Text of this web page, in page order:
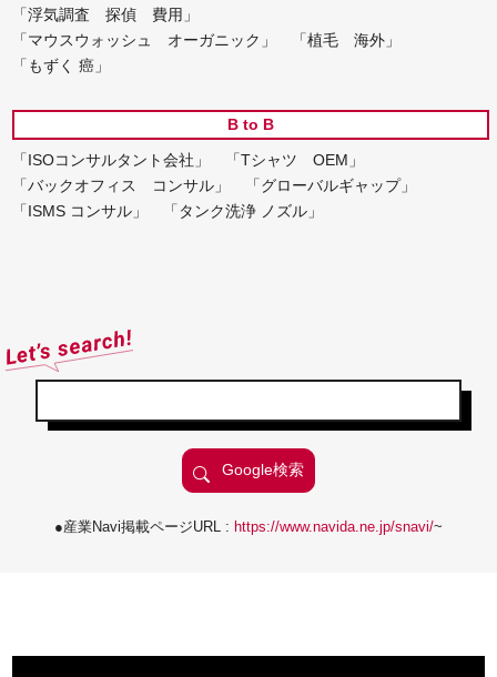
「浮気調査 探偵 費用」
「マウスウォッシュ オーガニック」
「植毛 海外」
「もずく 癌」
B to B
「ISOコンサルタント会社」
「Tシャツ OEM」
「バックオフィス コンサル」
「グローバルギャップ」
「ISMS コンサル」
「タンク洗浄 ノズル」
●産業Navi掲載ページURL : https://www.navida.ne.jp/snavi/~